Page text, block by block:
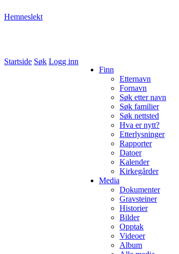
Hemneslekt
Startside Søk Logg inn
Finn
Etternavn
Fornavn
Søk etter navn
Søk familier
Søk nettsted
Hva er nytt?
Etterlysninger
Rapporter
Datoer
Kalender
Kirkegårder
Media
Dokumenter
Gravsteiner
Historier
Bilder
Opptak
Videoer
Album